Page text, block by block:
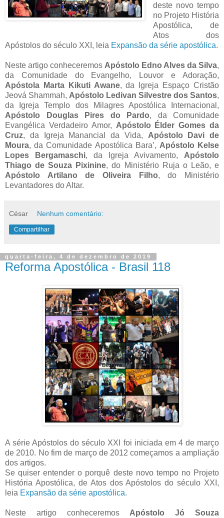
deste novo tempo
no Projeto História
Apostólica, de
Atos dos
Apóstolos do século XXI, leia Expansão da série apostólica.
Neste artigo conheceremos Apóstolo Edno Alves da Silva,
da Comunidade do Evangelho, Louvor e Adoração,
Apóstola Marta Kikuti Awane, da Igreja Espaço Cristão
Jeová Shammah, Apóstolo Ledivan Silvestre dos Santos,
da Igreja Templo dos Milagres Apostólica Internacional,
Apóstolo Douglas Pires do Pardo, da Comunidade
Evangélica Verdadeiro Amor, Apóstolo Élder Gomes da
Cruz, da Igreja Manancial da Vida, Apóstolo Davi de
Moura, da Comunidade Apostólica Bara’, Apóstolo Kelse
Lopes Bergamaschi, da Igreja Avivamento, Apóstolo
Thiago de Souza Pixinine, do Ministério Ruja o Leão, e
Apóstolo Artilano de Oliveira Filho, do Ministério
Levantadores do Altar.
César Nenhum comentário:
Compartilhar
quarta-feira, 4 de dezembro de 2019
Reforma Apostólica - Brasil 118
A série Apóstolos do século XXI foi iniciada em 4 de março
de 2010. No fim de março de 2012 começamos a ampliação
dos artigos.
Se quiser entender o porquê deste novo tempo no Projeto
História Apostólica, de Atos dos Apóstolos do século XXI,
leia Expansão da série apostólica.
Neste artigo conheceremos Apóstolo Jó Souza